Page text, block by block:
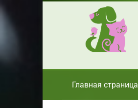
Перейти
Главная страница